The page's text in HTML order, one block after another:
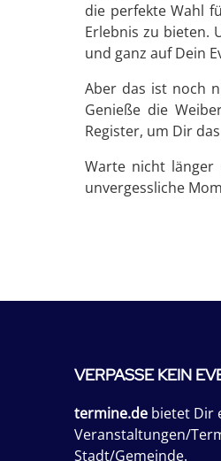
die perfekte Wahl
Erlebnis zu bieten.
und ganz auf Dein
Aber das ist noch
Genieße die
Register, um Dir
Warte nicht
unvergessliche
VERPASSE KEIN
termine.de bietet Dir
Veranstaltungen/
Stadt/Gemeinde.